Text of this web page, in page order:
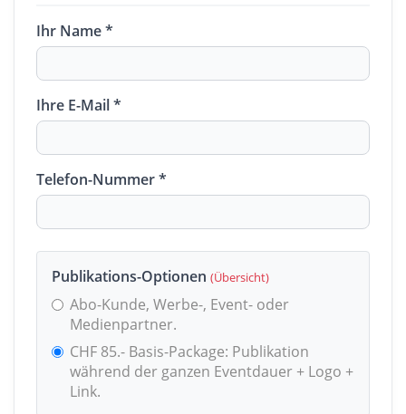
Ihr Name *
Ihre E-Mail *
Telefon-Nummer *
Publikations-Optionen (Übersicht)
Abo-Kunde, Werbe-, Event- oder
Medienpartner.
CHF 85.- Basis-Package: Publikation
während der ganzen Eventdauer + Logo +
Link.